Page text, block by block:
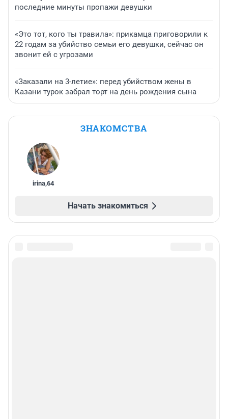
последние минуты пропажи девушки
«Это тот, кого ты травила»: прикамца приговорили к
22 годам за убийство семьи его девушки, сейчас он
звонит ей с угрозами
«Заказали на 3-летие»: перед убийством жены в
Казани турок забрал торт на день рождения сына
ЗНАКОМСТВА
irina,64
Начать знакомиться